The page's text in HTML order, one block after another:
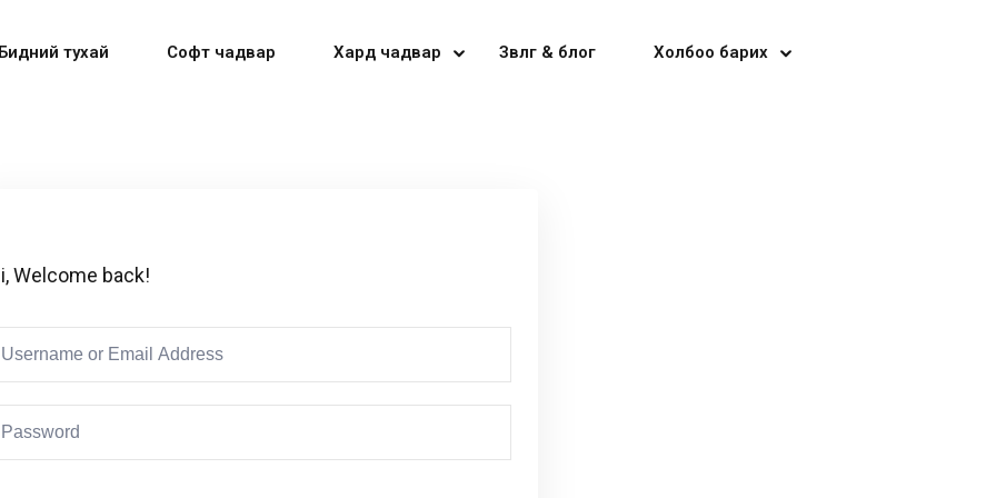
тухай Софт чадвар Хард чадвар Зөвлөгөө & блог Холбоо барих
Welcome back!
Don’t have an account?Sign up